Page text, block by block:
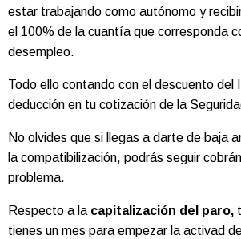
estar trabajando como autónomo y
el 100% de la cuantía que corresponda
desempleo.
Todo ello contando con el descuento del
deducción en tu cotización de la
No olvides que si llegas a darte de baja
la compatibilización, podrás seguir
problema.
Respecto a la capitalización del paro,
tienes un mes para empezar la activad